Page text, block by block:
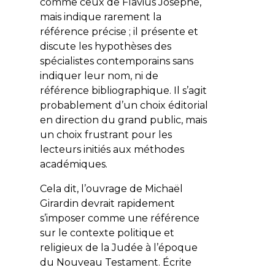
mais indique rarement la
référence précise ; il présente et
discute les hypothèses des
spécialistes contemporains sans
indiquer leur nom, ni de
référence bibliographique. Il s’agit
probablement d’un choix éditorial
en direction du grand public, mais
un choix frustrant pour les
lecteurs initiés aux méthodes
académiques.
Cela dit, l’ouvrage de Michaël
Girardin devrait rapidement
s’imposer comme une référence
sur le contexte politique et
religieux de la Judée à l’époque
du Nouveau Testament. Écrite